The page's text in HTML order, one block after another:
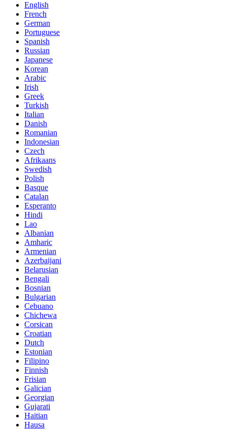
English
French
German
Portuguese
Spanish
Russian
Japanese
Korean
Arabic
Irish
Greek
Turkish
Italian
Danish
Romanian
Indonesian
Czech
Afrikaans
Swedish
Polish
Basque
Catalan
Esperanto
Hindi
Lao
Albanian
Amharic
Armenian
Azerbaijani
Belarusian
Bengali
Bosnian
Bulgarian
Cebuano
Chichewa
Corsican
Croatian
Dutch
Estonian
Filipino
Finnish
Frisian
Galician
Georgian
Gujarati
Haitian
Hausa